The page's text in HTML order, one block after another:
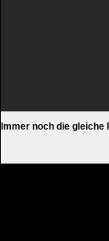
Immer noch die